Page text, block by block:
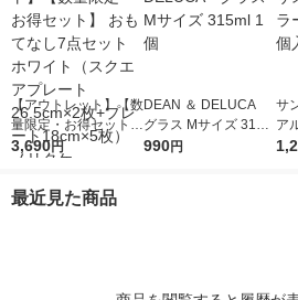
【アウトレット】【数
量限定・お得セット】
おもてなし7点セット
+プレート18cm×5
3,690円
DEAN ＆ DELUCA
グラス Mサイズ 315m
l 1個
990円
サ
ア
ml
最近見た商品